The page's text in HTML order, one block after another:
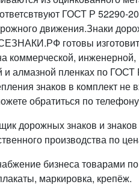
ГОСТ Р 52290-
движения.Знаки
готовы
коммерческой,
и алмазной пленках по
знаков в комплект не
обратиться по
дорожных знаков и
производства по
бизнеса товарами
маркировка, крепёж.